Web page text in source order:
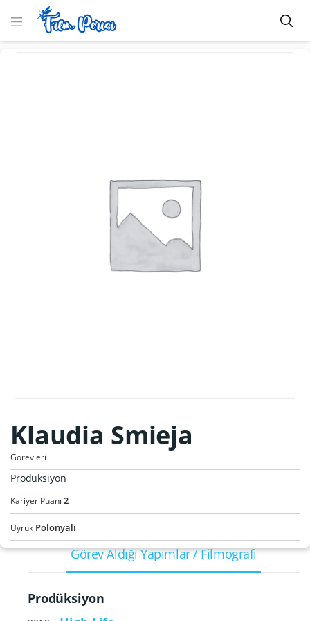
Klaudia Smieja
Görevleri
Prodüksiyon
Kariyer Puanı 2
Uyruk Polonyalı
Görev Aldığı Yapımlar / Filmografi
Prodüksiyon